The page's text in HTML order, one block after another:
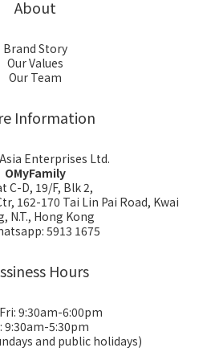
About
Brand Story
Our Values
Our Team
Information
Enterprises Ltd.
OMyFamily
C-D, 19/F, Blk 2,
162-170 Tai Lin Pai Road, Kwai
N.T., Hong Kong
5913 1675
Hours
9:30am-6:00pm
9:30am-5:30pm
and public holidays)